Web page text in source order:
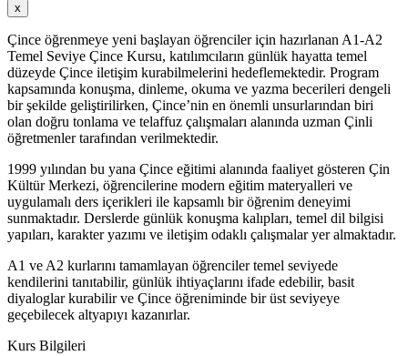
x
Çince öğrenmeye yeni başlayan öğrenciler için hazırlanan A1-A2
Temel Seviye Çince Kursu, katılımcıların günlük hayatta temel
düzeyde Çince iletişim kurabilmelerini hedeflemektedir. Program
kapsamında konuşma, dinleme, okuma ve yazma becerileri dengeli
bir şekilde geliştirilirken, Çince’nin en önemli unsurlarından biri
olan doğru tonlama ve telaffuz çalışmaları alanında uzman Çinli
öğretmenler tarafından verilmektedir.
1999 yılından bu yana Çince eğitimi alanında faaliyet gösteren Çin
Kültür Merkezi, öğrencilerine modern eğitim materyalleri ve
uygulamalı ders içerikleri ile kapsamlı bir öğrenim deneyimi
sunmaktadır. Derslerde günlük konuşma kalıpları, temel dil bilgisi
yapıları, karakter yazımı ve iletişim odaklı çalışmalar yer almaktadır.
A1 ve A2 kurlarını tamamlayan öğrenciler temel seviyede
kendilerini tanıtabilir, günlük ihtiyaçlarını ifade edebilir, basit
diyaloglar kurabilir ve Çince öğreniminde bir üst seviyeye
geçebilecek altyapıyı kazanırlar.
Kurs Bilgileri